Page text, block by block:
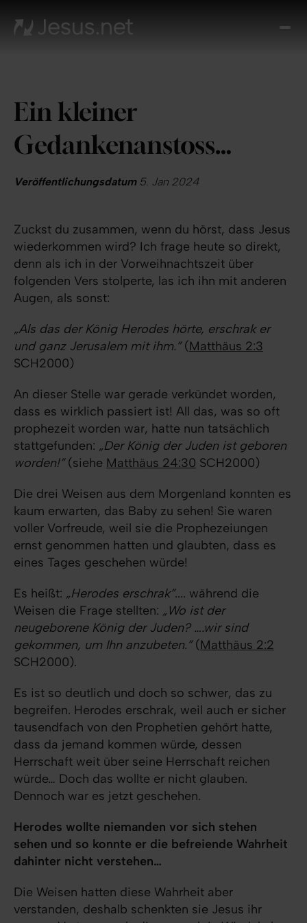
Ein kleiner
Gedankenanstoss…
Veröffentlichungsdatum5. Jan 2024
Zuckst du zusammen, wenn du hörst, dass Jesus
wiederkommen wird? Ich frage heute so direkt,
denn als ich in der Vorweihnachtszeit über
folgenden Vers stolperte, las ich ihn mit anderen
Augen, als sonst:
„Als das der König Herodes hörte, erschrak er
und ganz Jerusalem mit ihm.”(Matthäus 2:3
SCH2000)
An dieser Stelle war gerade verkündet worden,
dass es wirklich passiert ist! All das, was so oft
prophezeit worden war, hatte nun tatsächlich
stattgefunden: „Der König der Juden ist geboren
worden!”(siehe Matthäus 24:30 SCH2000)
Die drei Weisen aus dem Morgenland konnten es
kaum erwarten, das Baby zu sehen! Sie waren
voller Vorfreude, weil sie die Prophezeiungen
ernst genommen hatten und glaubten, dass es
eines Tages geschehen würde!
Es heißt: „Herodes erschrak”.... während die
Weisen die Frage stellten: „Wo ist der
neugeborene König der Juden? ….wir sind
gekommen, um Ihn anzubeten.”(Matthäus 2:2
SCH2000).
Es ist so deutlich und doch so schwer, das zu
begreifen. Herodes erschrak, weil auch er sicher
tausendfach von den Prophetien gehört hatte,
dass da jemand kommen würde, dessen
Herrschaft weit über seine Herrschaft reichen
würde… Doch das wollte er nicht glauben.
Dennoch war es jetzt geschehen.
Herodes wollte niemanden vor sich stehen
sehen und so konnte er die befreiende Wahrheit
dahinter nicht verstehen…
Die Weisen hatten diese Wahrheit aber
verstanden, deshalb schenkten sie Jesus ihr